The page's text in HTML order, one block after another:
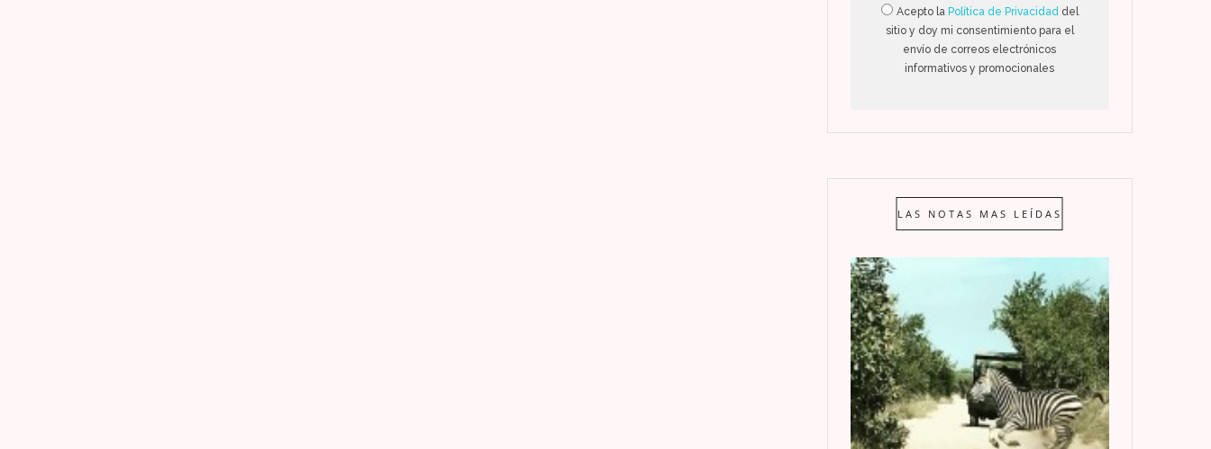
Acepto la Política de Privacidad del
sitio y doy mi consentimiento para el
envío de correos electrónicos
informativos y promocionales
LAS NOTAS MAS LEÍDAS